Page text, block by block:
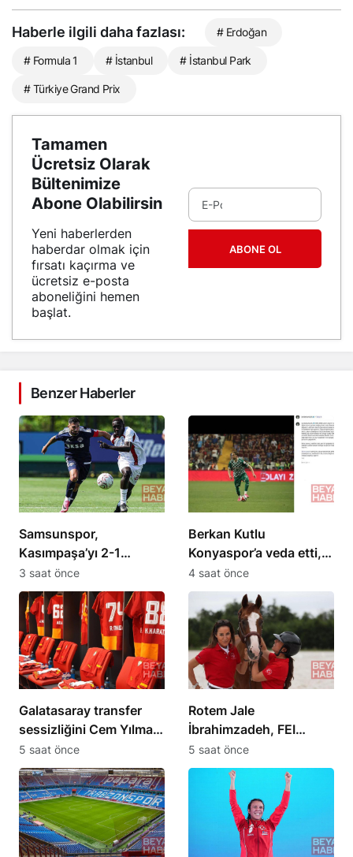
Haberle ilgili daha fazlası: # Erdoğan
# Formula 1 # İstanbul # İstanbul Park
# Türkiye Grand Prix
Tamamen
Ücretsiz Olarak
Bültenimize
Abone Olabilirsin
Yeni haberlerden
haberdar olmak için
fırsatı kaçırma ve
ücretsiz e-posta
aboneliğini hemen
başlat.
ABONE OL
Benzer Haberler
Samsunspor,
Kasımpaşa’yı 2-1
mağlup etti; ikinci maç
19.00’da
3 saat önce
Berkan Kutlu
Konyaspor’a veda etti,
yeni bir projeye
hazırlanıyor
4 saat önce
Galatasaray transfer
sessizliğini Cem Yılmaz
değerlendirdi
5 saat önce
Rotem Jale
İbrahimzadeh, FEI
Dünya Şampiyonası’nda
Türkiye’yi temsil edecek
5 saat önce